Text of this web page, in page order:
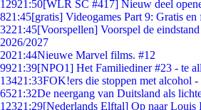
12921:50[WLR SC #417] Nieuw deel
821:45[gratis] Videogames Part 9: Gratis en
3221:45[Voorspellen] Voorspel de
2026/2027
2021:44Nieuwe Marvel films. #12
9921:39[NPO1] Het Familiediner #23 - te
13421:33FOK!ers die stoppen met alcohol -
6521:32De neergang van Duitsland als
12321:29[Nederlands Elftal] Op naar Louis